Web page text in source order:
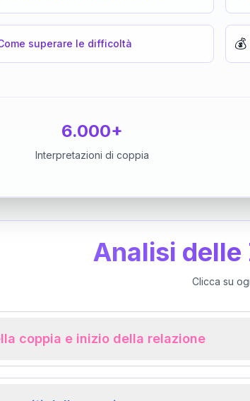
superare le difficoltà 💰
6.000+
Interpretazioni di coppia
Analisi delle
Clicca su
coppia e inizio della relazione